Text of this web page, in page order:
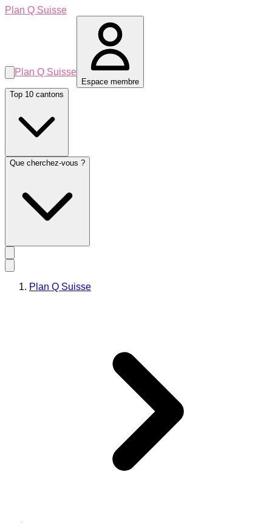
Plan Q Suisse
Plan Q Suisse
Espace membre
Top 10 cantons
Que cherchez-vous ?
Plan Q Suisse